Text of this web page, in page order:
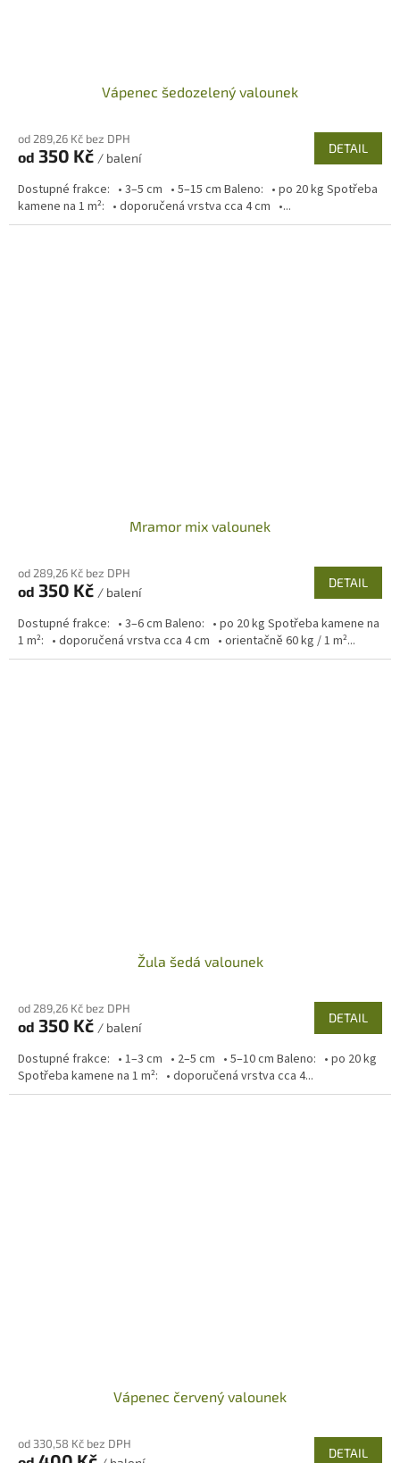
Vápenec šedozelený valounek
od 289,26 Kč bez DPH
od 350 Kč / balení
DETAIL
Dostupné frakce: • 3–5 cm • 5–15 cm Baleno: • po 20 kg Spotřeba
kamene na 1 m²: • doporučená vrstva cca 4 cm •...
Mramor mix valounek
od 289,26 Kč bez DPH
od 350 Kč / balení
DETAIL
Dostupné frakce: • 3–6 cm Baleno: • po 20 kg Spotřeba kamene na
1 m²: • doporučená vrstva cca 4 cm • orientačně 60 kg / 1 m²...
Žula šedá valounek
od 289,26 Kč bez DPH
od 350 Kč / balení
DETAIL
Dostupné frakce: • 1–3 cm • 2–5 cm • 5–10 cm Baleno: • po 20 kg
Spotřeba kamene na 1 m²: • doporučená vrstva cca 4...
Vápenec červený valounek
od 330,58 Kč bez DPH
DETAIL